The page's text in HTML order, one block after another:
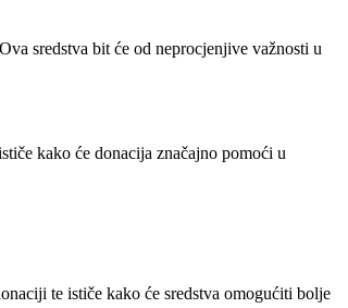
sredstva bit će od neprocjenjive važnosti u
kako će donacija značajno pomoći u
te ističe kako će sredstva omogućiti bolje